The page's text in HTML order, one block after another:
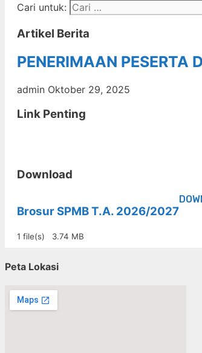
Cari untuk:
Artikel Berita
PENERIMAAN
admin Oktober 29, 2025
Link Penting
Download
Brosur SPMB T.A. 2026/2027
1 file(s) 3.74 MB
Peta Lokasi